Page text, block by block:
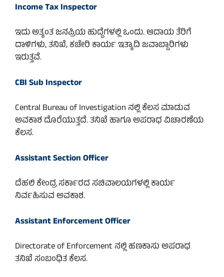
Income Tax Inspector
ಇದು ಅತ್ಯಂತ ಜನಪ್ರಿಯ ಹುದ್ದೆಗಳಲ್ಲಿ ಒಂದು. ಆದಾಯ ತೆರಿಗೆ
ದಾಳಿಗಳು, ತನಿಖೆ, ಕಚೇರಿ ಕಾರ್ಯ ಇತ್ಯಾದಿ ಜವಾಬ್ದಾರಿಗಳು
ಇರುತ್ತವೆ.
CBI Sub Inspector
Central Bureau of Investigation ನಲ್ಲಿ ಕೆಲಸ ಮಾಡುವ
ಅವಕಾಶ ದೊರೆಯುತ್ತದೆ. ತನಿಖೆ ಹಾಗೂ ಅಪರಾಧ ವಿಚಾರಣೆಯ
ಕೆಲಸ.
Assistant Section Officer
ದೆಹಲಿ ಕೇಂದ್ರ ಸರ್ಕಾರದ ಸಚಿವಾಲಯಗಳಲ್ಲಿ ಕಾರ್ಯ
ನಿರ್ವಹಿಸುವ ಅವಕಾಶ.
Assistant Enforcement Officer
Directorate of Enforcement ನಲ್ಲಿ ಹಣಕಾಸು ಅಪರಾಧ
ತನಿಖೆ ಸಂಬಂಧಿತ ಕೆಲಸ.